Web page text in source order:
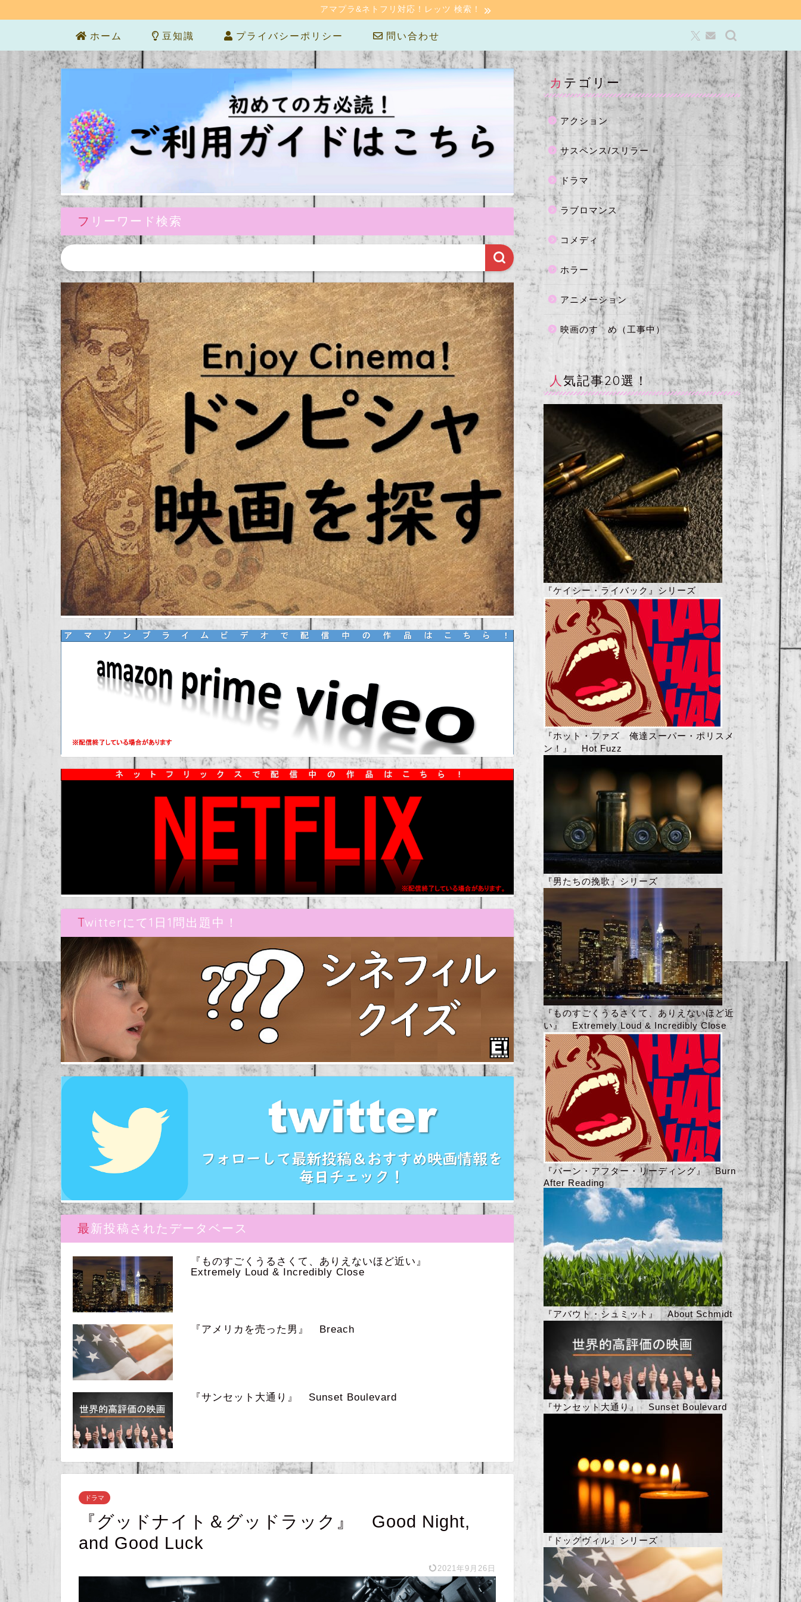
アマプラ&ネトフリ対応！レッツ 検索！
ホーム 豆知識 プライバシーポリシー 問い合わせ
フリーワード検索
Twitterにて1日1問出題中！
最新投稿されたデータベース
『ものすごくうるさくて、ありえないほど近い』
Extremely Loud & Incredibly Close
『アメリカを売った男』 Breach
『サンセット大通り』 Sunset Boulevard
ドラマ
『グッドナイト＆グッドラック』 Good Night,
and Good Luck
2021年9月26日
カテゴリー
アクション
サスペンス/スリラー
ドラマ
ラブロマンス
コメディ
ホラー
アニメーション
映画のすゝめ（工事中）
人気記事20選！
『ケイシー・ライバック』シリーズ
『ホット・ファズ 俺達スーパー・ポリスメ
ン！』 Hot Fuzz
『男たちの挽歌』シリーズ
『ものすごくうるさくて、ありえないほど近
い』 Extremely Loud & Incredibly Close
『バーン・アフター・リーディング』 Burn
After Reading
『アバウト・シュミット』 About Schmidt
『サンセット大通り』 Sunset Boulevard
『ドッグヴィル』シリーズ